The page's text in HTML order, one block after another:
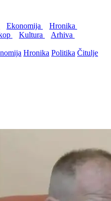
Ekonomija
Hronika
Kultura
Arhiva
Hronika Politika Čitulje